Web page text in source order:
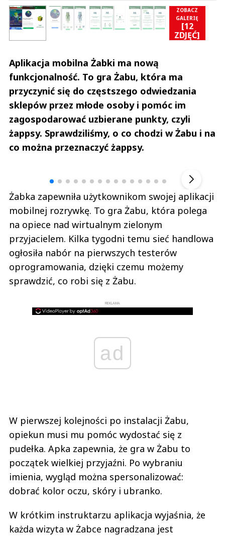
ZOBACZ
GALERIĘ
[12
ZDJĘĆ]
Aplikacja mobilna Żabki ma nową
funkcjonalność. To gra Żabu, która ma
przyczynić się do częstszego odwiedzania
sklepów przez młode osoby i pomóc im
zagospodarować uzbierane punkty, czyli
żappsy. Sprawdziliśmy, o co chodzi w Żabu i na
co można przeznaczyć żappsy.
Żabka zapewniła użytkownikom swojej aplikacji
mobilnej rozrywkę. To gra Żabu, która polega
na opiece nad wirtualnym zielonym
przyjacielem. Kilka tygodni temu sieć handlowa
ogłosiła nabór na pierwszych testerów
oprogramowania, dzięki czemu możemy
sprawdzić, co robi się z Żabu.
REKLAMA
ad
W pierwszej kolejności po instalacji Żabu,
opiekun musi mu pomóc wydostać się z
pudełka. Apka zapewnia, że gra w Żabu to
początek wielkiej przyjaźni. Po wybraniu
imienia, wygląd można spersonalizować:
dobrać kolor oczu, skóry i ubranko.
W krótkim instruktarzu aplikacja wyjaśnia, że
każda wizyta w Żabce nagradzana jest